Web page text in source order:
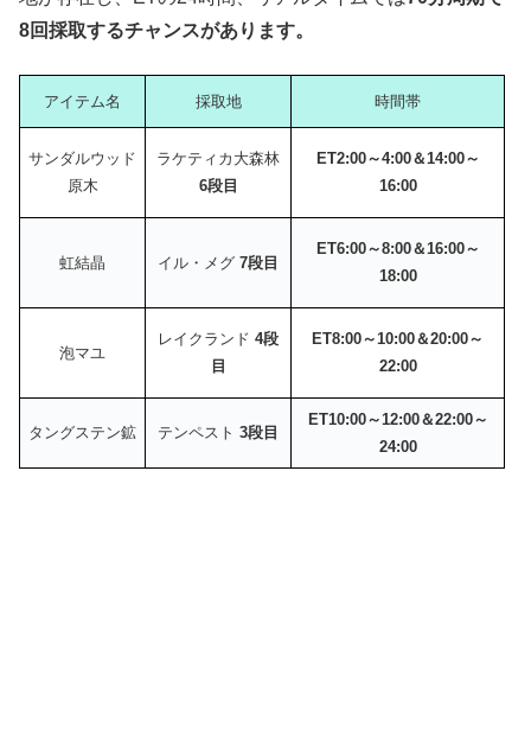
8回採取するチャンスがあります。
アイテム名 採取地 時間帯
サンダルウッド
原木
ラケティカ大森林
6段目
ET2:00～4:00＆14:00～
16:00
虹結晶 イル・メグ 7段目
ET6:00～8:00＆16:00～
18:00
泡マユ
レイクランド 4段
目
ET8:00～10:00＆20:00～
22:00
タングステン鉱 テンペスト 3段目
ET10:00～12:00＆22:00～
24:00